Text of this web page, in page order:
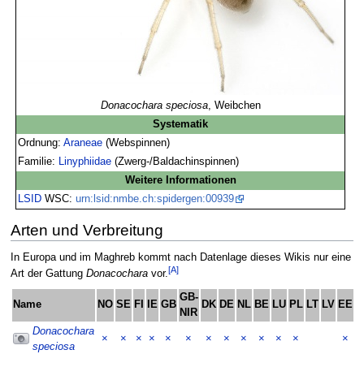
Donacochara speciosa, Weibchen
Systematik
Ordnung:Araneae (Webspinnen)
Familie:
Linyphiidae (Zwerg-/Baldachinspinnen)
Weitere Informationen
LSID WSC:urn:lsid:nmbe.ch:spidergen:00939
Arten und Verbreitung
In Europa und im Maghreb kommt nach Datenlage dieses Wikis nur eine
Art der Gattung Donacocharavor.[A]
Name NO SE FI IE GB
GB-
NIR
DK DE NL BE LU PL LT LV EE
Donacochara
speciosa
× × × × × × × × × × × × ×